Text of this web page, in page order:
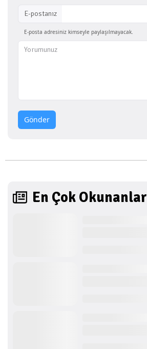
E-postanız
E-posta adresiniz kimseyle paylaşılmayacak.
Gönder
En Çok Okunanlar